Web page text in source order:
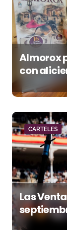
Almorox
con
acento
CARTELES
Las
variedad